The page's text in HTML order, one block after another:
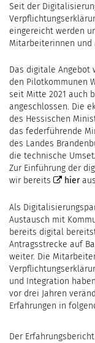
Seit der
eingereicht werden
Mitarbeiterinnen und
Das digitale Angebot
den Pilotkommunen
seit Mitte 2021 auch
angeschlossen. Die
des Hessischen
das federführende
des Landes
die technische
Zur Einführung der
wir bereits
hier
Als
Austausch mit
bereits digital
Antragsstrecke auf
weiter. Die
und Integration
vor drei Jahren
Erfahrungen in
Der